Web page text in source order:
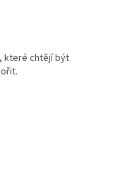
které chtějí být